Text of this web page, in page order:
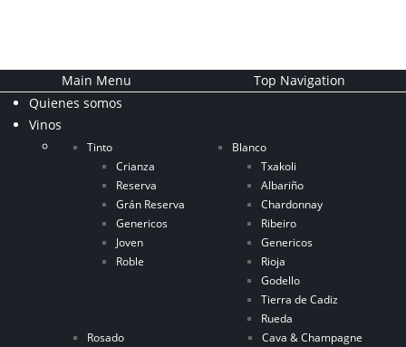
Main Menu
Top Navigation
Quienes somos
Vinos
Tinto
Crianza
Reserva
Grán Reserva
Genericos
Joven
Roble
Blanco
Txakoli
Albariño
Chardonnay
Ribeiro
Genericos
Rioja
Godello
Tierra de Cadiz
Rueda
Rosado
Cava & Champagne